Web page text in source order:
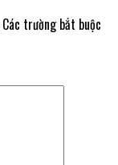
Các trường bắt buộc